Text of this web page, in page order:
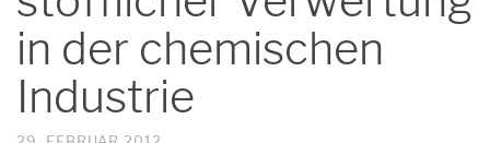
in der chemischen
Industrie